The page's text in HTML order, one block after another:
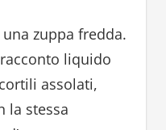
zuppa fredda.
liquido
assolati,
la stessa